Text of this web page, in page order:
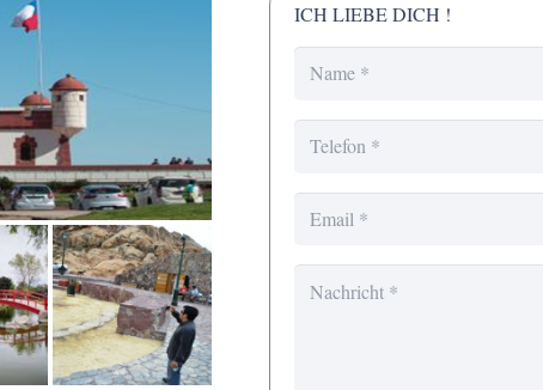
ICH LIEBE DICH !